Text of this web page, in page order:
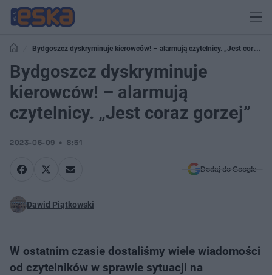
Bydgoszcz dyskryminuje kierowców! – alarmują czytelnicy. „Jest coraz
gorzej”
Bydgoszcz dyskryminuje
kierowców! – alarmują
czytelnicy. „Jest coraz gorzej”
2023-06-09 8:51
Dodaj do Google
Dawid Piątkowski
W ostatnim czasie dostaliśmy wiele wiadomości
od czytelników w sprawie sytuacji na